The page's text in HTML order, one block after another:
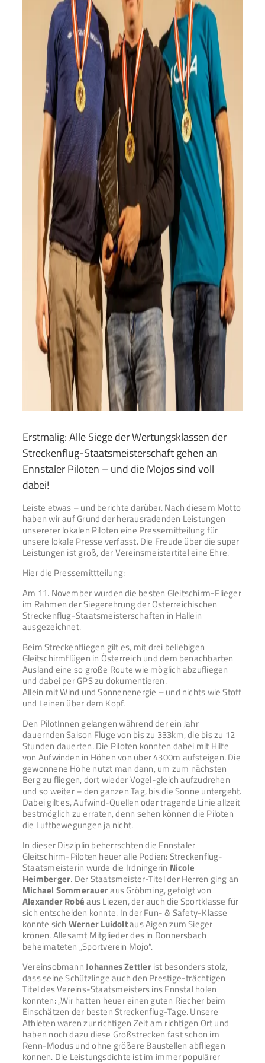
Erstmalig: Alle Siege der Wertungsklassen der
Streckenflug-Staatsmeisterschaft gehen an
Ennstaler Piloten – und die Mojos sind voll
dabei!
Leiste etwas – und berichte darüber. Nach diesem Motto
haben wir auf Grund der herausradenden Leistungen
unsererer lokalen Piloten eine Pressemitteilung für
unsere lokale Presse verfasst. Die Freude über die super
Leistungen ist groß, der Vereinsmeistertitel eine Ehre.
Hier die Pressemittteilung:
Am 11. November wurden die besten Gleitschirm-Flieger
im Rahmen der Siegerehrung der Österreichischen
Streckenflug-Staatsmeisterschaften in Hallein
ausgezeichnet.
Beim Streckenfliegen gilt es, mit drei beliebigen
Gleitschirmflügen in Österreich und dem benachbarten
Ausland eine so große Route wie möglich abzufliegen
und dabei per GPS zu dokumentieren.
Allein mit Wind und Sonnenenergie – und nichts wie Stoff
und Leinen über dem Kopf.
Den PilotInnen gelangen während der ein Jahr
dauernden Saison Flüge von bis zu 333km, die bis zu 12
Stunden dauerten. Die Piloten konnten dabei mit Hilfe
von Aufwinden in Höhen von über 4300m aufsteigen. Die
gewonnene Höhe nutzt man dann, um zum nächsten
Berg zu fliegen, dort wieder Vogel-gleich aufzudrehen
und so weiter – den ganzen Tag, bis die Sonne untergeht.
Dabei gilt es, Aufwind-Quellen oder tragende Linie allzeit
bestmöglich zu erraten, denn sehen können die Piloten
die Luftbewegungen ja nicht.
In dieser Disziplin beherrschten die Ennstaler
Gleitschirm-Piloten heuer alle Podien: Streckenflug-
Staatsmeisterin wurde die Irdningerin Nicole
Heimberger. Der Staatsmeister-Titel der Herren ging an
Michael Sommeraueraus Gröbming, gefolgt von
Alexander Robéaus Liezen, der auch die Sportklasse für
sich entscheiden konnte. In der Fun- & Safety-Klasse
konnte sich Werner Luidoltaus Aigen zum Sieger
krönen. Allesamt Mitglieder des in Donnersbach
beheimateten „Sportverein Mojo“.
VereinsobmannJohannes Zettlerist besonders stolz,
dass seine Schützlinge auch den Prestige-trächtigen
Titel des Vereins-Staatsmeisters ins Ennstal holen
konnten: „Wir hatten heuer einen guten Riecher beim
Einschätzen der besten Streckenflug-Tage. Unsere
Athleten waren zur richtigen Zeit am richtigen Ort und
haben noch dazu diese Großstrecken fast schon im
Renn-Modus und ohne größere Baustellen abfliegen
können. Die Leistungsdichte ist im immer populärer